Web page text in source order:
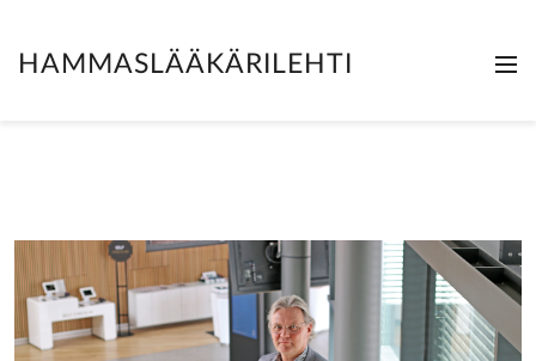
HAMMASLÄÄKÄRILEHTI